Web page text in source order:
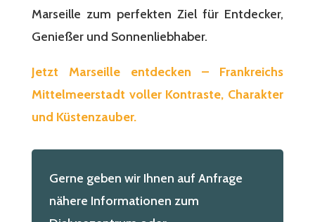
Marseille zum perfekten Ziel für Entdecker,
Genießer und Sonnenliebhaber.
Jetzt Marseille entdecken – Frankreichs
Mittelmeerstadt voller Kontraste, Charakter
und Küstenzauber.
Gerne geben wir Ihnen auf Anfrage
nähere Informationen zum